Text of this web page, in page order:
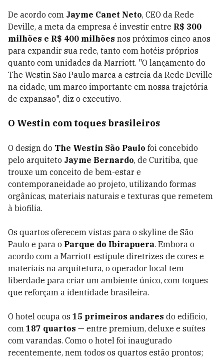
De acordo com Jayme Canet Neto, CEO da Rede
Deville, a meta da empresa é investir entre R$ 300
milhões e R$ 400 milhões nos próximos cinco anos
para expandir sua rede, tanto com hotéis próprios
quanto com unidades da Marriott. "O lançamento do
The Westin São Paulo marca a estreia da Rede Deville
na cidade, um marco importante em nossa trajetória
de expansão", diz o executivo.
O Westin com toques brasileiros
O design do The Westin São Paulo foi concebido
pelo arquiteto Jayme Bernardo, de Curitiba, que
trouxe um conceito de bem-estar e
contemporaneidade ao projeto, utilizando formas
orgânicas, materiais naturais e texturas que remetem
à biofilia.
Os quartos oferecem vistas para o skyline de São
Paulo e para o Parque do Ibirapuera. Embora o
acordo com a Marriott estipule diretrizes de cores e
materiais na arquitetura, o operador local tem
liberdade para criar um ambiente único, com toques
que reforçam a identidade brasileira.
O hotel ocupa os 15 primeiros andares do edifício,
com 187 quartos — entre premium, deluxe e suítes
com varandas. Como o hotel foi inaugurado
recentemente, nem todos os quartos estão prontos;